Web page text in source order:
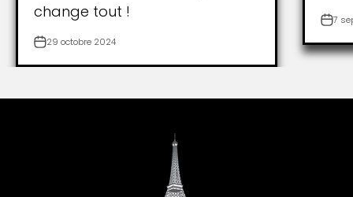
change tout !
29 octobre 2024
7